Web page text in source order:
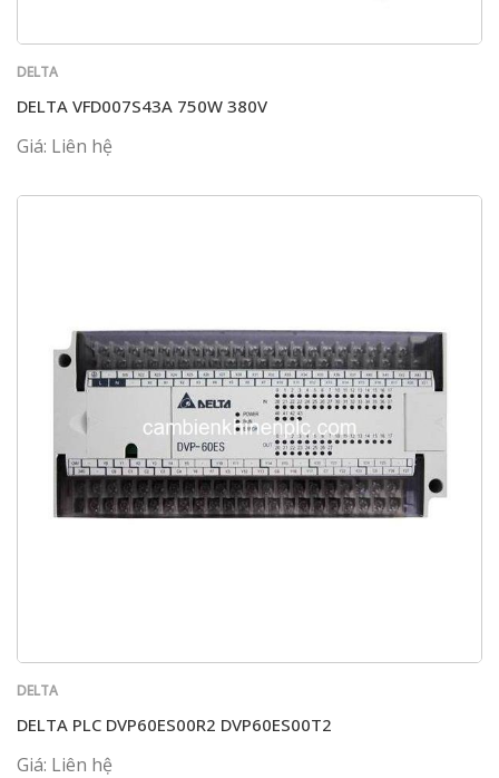
DELTA
DELTA VFD007S43A 750W 380V
Giá: Liên hệ
DELTA
DELTA PLC DVP60ES00R2 DVP60ES00T2
Giá: Liên hệ